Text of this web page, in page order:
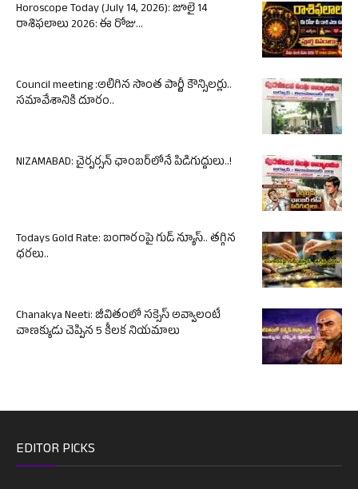
Horoscope Today (July 14, 2026): జూలై 14
రాశిఫలాలు 2026: ఈ రోజు...
Council meeting :అలిగిన సొంత పార్టీ కౌన్సిలర్లు..
సమావేశానికి దూరం..
NIZAMABAD: చైర్పర్సన్ ఛాంబర్‌లోనే పిడిగుద్దులు..!
Todays Gold Rate: బంగారంపై గుడ్ న్యూస్.. తగ్గిన
ధరలు..
Chanakya Neeti: జీవితంలో సక్సెస్ అవ్వాలంటే
చాణక్యుడు చెప్పిన 5 కీలక నియమాలు
EDITOR PICKS